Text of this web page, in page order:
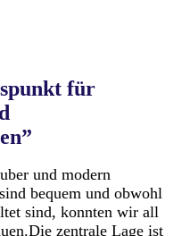
für
und modern
bequem und obwohl
sind, konnten wir all
zentrale Lage ist